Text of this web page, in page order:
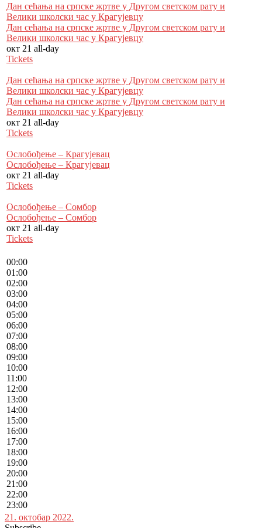
Дан сећања на српске жртве у Другом светском рату и
Велики школски час у Кра­гујевцу
Дан сећања на српске жртве у Другом светском рату и
Велики школски час у Кра­гујевцу
окт 21 all-day
Tickets
Дан сећања на српске жртве у Другом светском рату и
Велики школски час у Крагујевцу
Дан сећања на српске жртве у Другом светском рату и
Велики школски час у Крагујевцу
окт 21 all-day
Tickets
Ослобођење – Крагујевац
Ослобођење – Крагујевац
окт 21 all-day
Tickets
Ослобођење – Сомбор
Ослобођење – Сомбор
окт 21 all-day
Tickets
00:00
01:00
02:00
03:00
04:00
05:00
06:00
07:00
08:00
09:00
10:00
11:00
12:00
13:00
14:00
15:00
16:00
17:00
18:00
19:00
20:00
21:00
22:00
23:00
21. октобар 2022.